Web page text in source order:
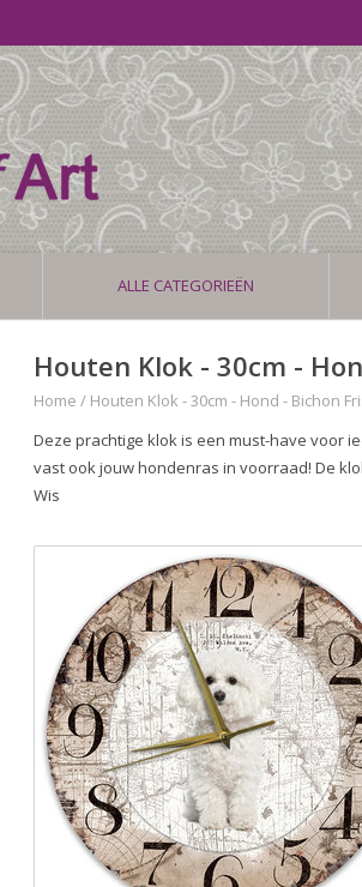
ALLE CATEGORIEËN
Houten Klok - 30cm -
Home / Houten Klok - 30cm - Hond - Bichon
Deze prachtige klok is een must-have voor
vast ook jouw hondenras in voorraad! De
Wis